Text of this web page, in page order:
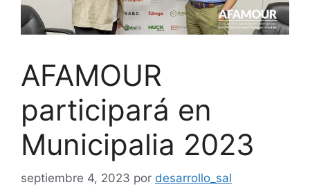
AFAMOUR
participará en
Municipalia 2023
septiembre 4, 2023 por desarrollo_sal